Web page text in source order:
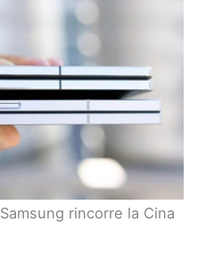
rincorre la Cina